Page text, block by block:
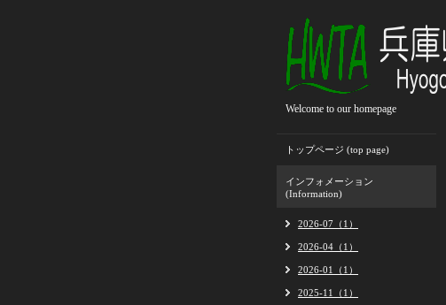
Welcome to our homepage
トップページ (top page)
インフォメーション
(Information)
2026-07（1）
2026-04（1）
2026-01（1）
2025-11（1）